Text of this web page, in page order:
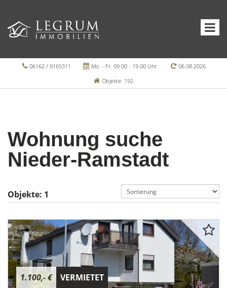
06162 / 9165311 Mo. - Fr. 09.00 - 19.00 Uhr
06.08.2026
Objekte: 192
Wohnung suche
Nieder-Ramstadt
Objekte: 1
1.100,- € VERMIETET